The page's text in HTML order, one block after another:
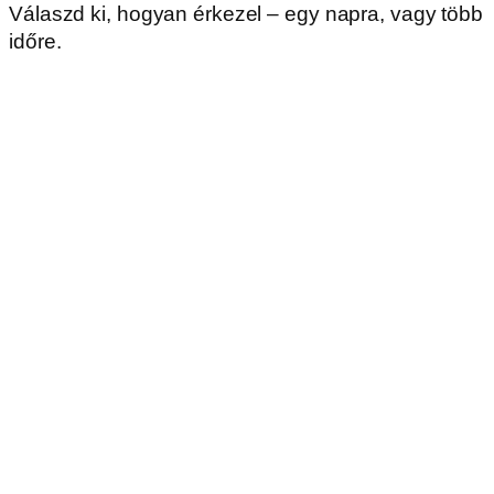
Válaszd ki, hogyan érkezel – egy napra, vagy több
időre.